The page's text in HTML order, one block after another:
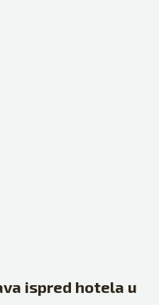
ispred hotela u